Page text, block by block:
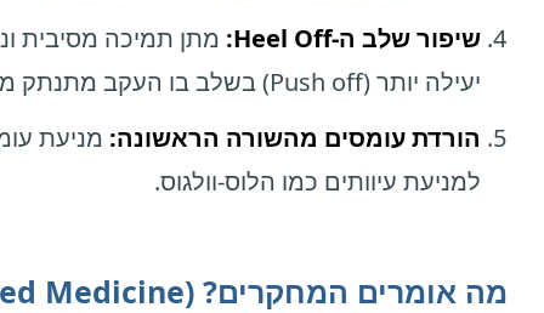
שיפור שלב ה-Heel Off:
מתן תמיכה מסיבית
יעילה יותר (Push off) בשלב בו העקב מתנתק מהקרקע.
הורדת עומסים מהשורה הראשונה:
למניעת עיוותים כמו הלוס-וולגוס.
מה אומרים המחקרים? (Evidence Based Medicine)